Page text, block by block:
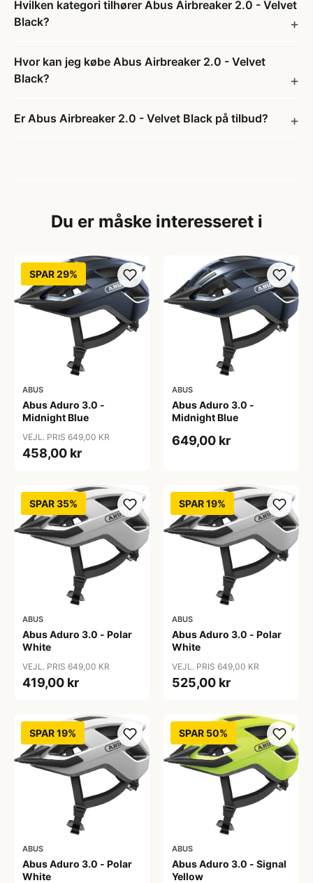
Hvilken kategori tilhører Abus Airbreaker 2.0 - Velvet
Black?
Hvor kan jeg købe Abus Airbreaker 2.0 - Velvet
Black?
Er Abus Airbreaker 2.0 - Velvet Black på tilbud?
Du er måske interesseret i
SPAR 29%
ABUS
Abus Aduro 3.0 -
Midnight Blue
VEJL. PRIS 649,00 KR
458,00 kr
ABUS
Abus Aduro 3.0 -
Midnight Blue
649,00 kr
SPAR 35%
ABUS
Abus Aduro 3.0 - Polar
White
VEJL. PRIS 649,00 KR
419,00 kr
SPAR 19%
ABUS
Abus Aduro 3.0 - Polar
White
VEJL. PRIS 649,00 KR
525,00 kr
SPAR 19%
ABUS
Abus Aduro 3.0 - Polar
White
SPAR 50%
ABUS
Abus Aduro 3.0 - Signal
Yellow